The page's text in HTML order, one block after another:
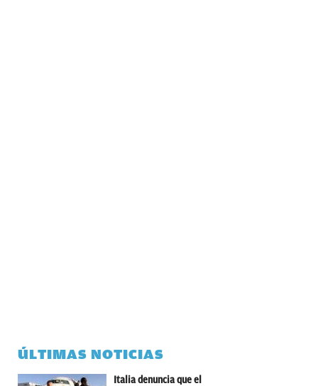
ÚLTIMAS NOTICIAS
Italia denuncia que el